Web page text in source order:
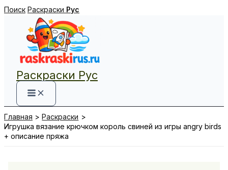
Перейти
содержимому
Поиск Раскраски Рус
Раскраски Рус
Главная
Раскраски
Игрушка вязание крючком король свиней из игры angry birds
+ описание пряжа